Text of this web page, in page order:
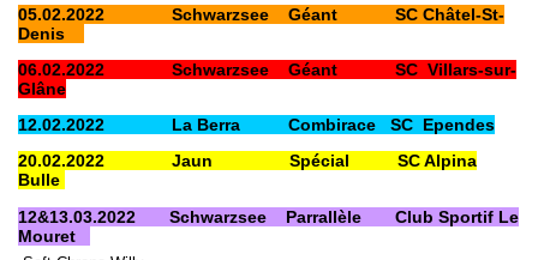
Archives
recherche
site map
messages récents
Ouverture de session
05.02.2022 Schwarzsee Géant SC Châtel-St-
Denis
06.02.2022 Schwarzsee Géant SC Villars-sur-
Glâne
12.02.2022 La Berra Combirace SC Ependes
20.02.2022 Jaun
Spécial SC Alpina
Bulle
12&13.03.2022 Schwarzsee Parrallèle Club Sportif Le
Mouret